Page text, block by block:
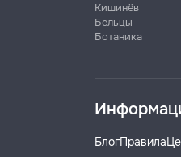
Кишинёв
Бельцы
Ботаника
БлогПравила